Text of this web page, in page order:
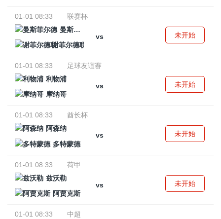
01-01 08:33
联赛杯
曼斯菲尔德
vs
谢菲尔德联
未开始
01-01 08:33
足球友谊赛
利物浦
vs
摩纳哥
未开始
01-01 08:33
酋长杯
阿森纳
vs
多特蒙德
未开始
01-01 08:33
荷甲
兹沃勒
vs
阿贾克斯
未开始
01-01 08:33
中超